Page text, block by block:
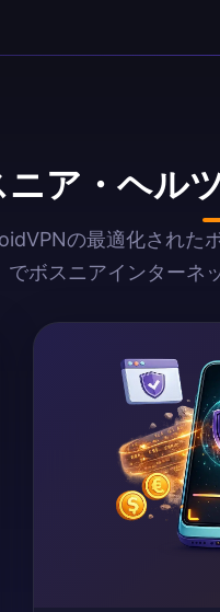
ア・ヘル
の最適化された
でボスニアインターネ